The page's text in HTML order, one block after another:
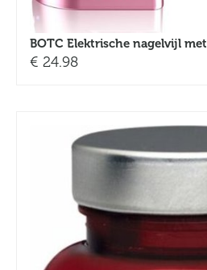
BOTC Elektrische nagelvijl
€ 24.98